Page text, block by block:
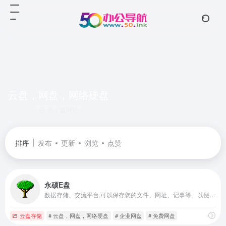
排序 发布 更新 浏览 点赞
永硕E盘
云盘存储 # 云盘，网盘，网络硬盘 # 企业网盘 # 免费网盘